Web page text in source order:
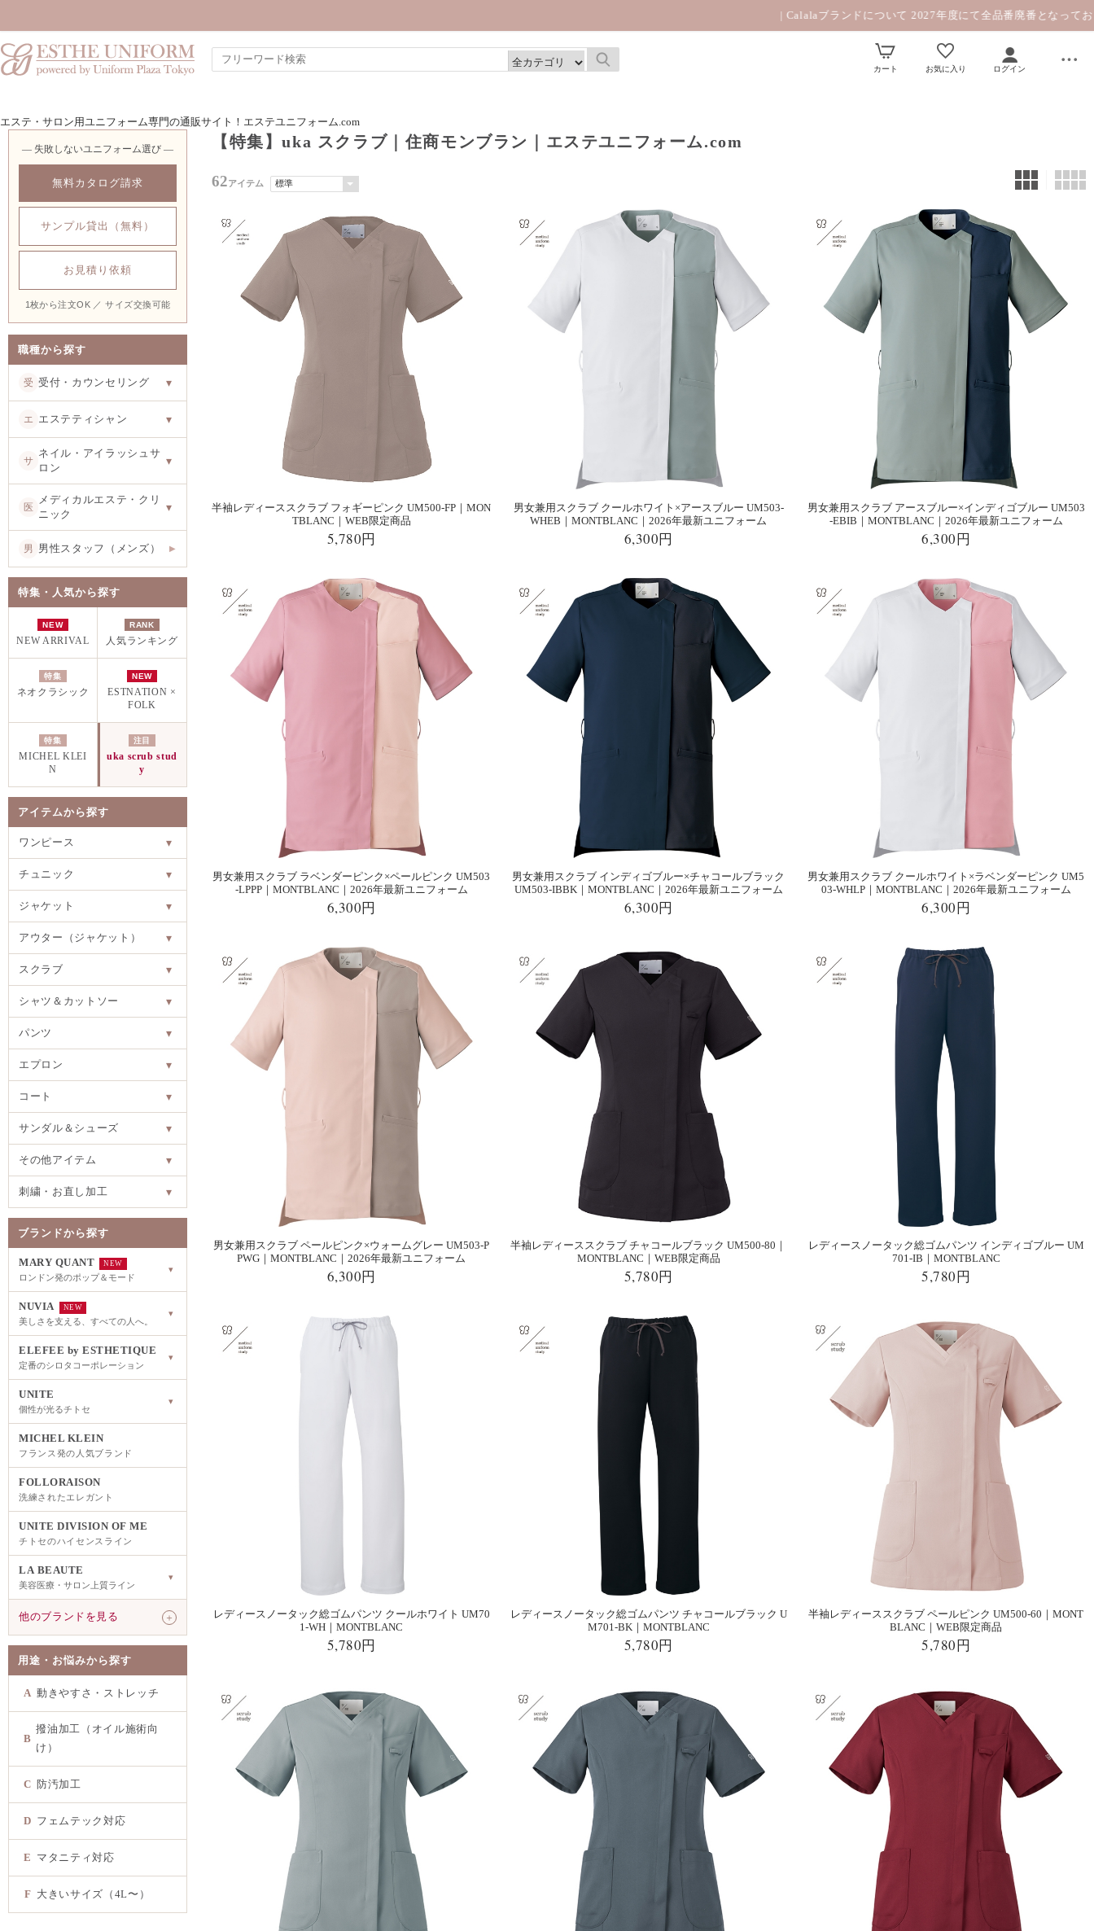
カート お気に入り ログイン
| Calalaブランドについて 2027年度にて全品番廃番となっております。|
エステ・サロン用ユニフォーム専門の通販サイト！エステユニフォーム.com
― 失敗しないユニフォーム選び ―
無料カタログ請求
サンプル貸出（無料）
お見積り依頼
1枚から注文OK ／ サイズ交換可能
職種から探す
受 受付・カウンセリング ▾
エ エステティシャン ▾
サ
ネイル・アイラッシュサ
ロン
▾
医
メディカルエステ・クリ
ニック
▾
男 男性スタッフ（メンズ） ▶
特集・人気から探す
NEW
NEW ARRIVAL
RANK
人気ランキング
特集
ネオクラシック
NEW
ESTNATION ×
FOLK
特集
MICHEL KLEI
N
注目
uka scrub stud
y
アイテムから探す
ワンピース ▾
チュニック ▾
ジャケット ▾
アウター（ジャケット） ▾
スクラブ ▾
シャツ＆カットソー ▾
パンツ ▾
エプロン ▾
コート ▾
サンダル＆シューズ ▾
その他アイテム ▾
刺繍・お直し加工 ▾
ブランドから探す
MARY QUANT NEW
ロンドン発のポップ＆モード
▾
NUVIA NEW
美しさを支える、すべての人へ。
▾
ELEFEE by ESTHETIQUE
定番のシロタコーポレーション
▾
UNITE
個性が光るチトセ
▾
MICHEL KLEIN
フランス発の人気ブランド
FOLLORAISON
洗練されたエレガント
UNITE DIVISION OF ME
チトセのハイセンスライン
LA BEAUTE
美容医療・サロン上質ライン
▾
他のブランドを見る ＋
用途・お悩みから探す
A 動きやすさ・ストレッチ
B
撥油加工（オイル施術向
け）
C 防汚加工
D フェムテック対応
E マタニティ対応
F 大きいサイズ（4L〜）
【特集】uka スクラブ｜住商モンブラン｜エステユニフォーム.com
62アイテム
半袖レディーススクラブ フォギーピンク UM500-FP｜MON
TBLANC｜WEB限定商品
5,780円
男女兼用スクラブ クールホワイト×アースブルー UM503-
WHEB｜MONTBLANC｜2026年最新ユニフォーム
6,300円
男女兼用スクラブ アースブルー×インディゴブルー UM503
-EBIB｜MONTBLANC｜2026年最新ユニフォーム
6,300円
男女兼用スクラブ ラベンダーピンク×ペールピンク UM503
-LPPP｜MONTBLANC｜2026年最新ユニフォーム
6,300円
男女兼用スクラブ インディゴブルー×チャコールブラック
UM503-IBBK｜MONTBLANC｜2026年最新ユニフォーム
6,300円
男女兼用スクラブ クールホワイト×ラベンダーピンク UM5
03-WHLP｜MONTBLANC｜2026年最新ユニフォーム
6,300円
男女兼用スクラブ ペールピンク×ウォームグレー UM503-P
PWG｜MONTBLANC｜2026年最新ユニフォーム
6,300円
半袖レディーススクラブ チャコールブラック UM500-80｜
MONTBLANC｜WEB限定商品
5,780円
レディースノータック総ゴムパンツ インディゴブルー UM
701-IB｜MONTBLANC
5,780円
レディースノータック総ゴムパンツ クールホワイト UM70
1-WH｜MONTBLANC
5,780円
レディースノータック総ゴムパンツ チャコールブラック U
M701-BK｜MONTBLANC
5,780円
半袖レディーススクラブ ペールピンク UM500-60｜MONT
BLANC｜WEB限定商品
5,780円